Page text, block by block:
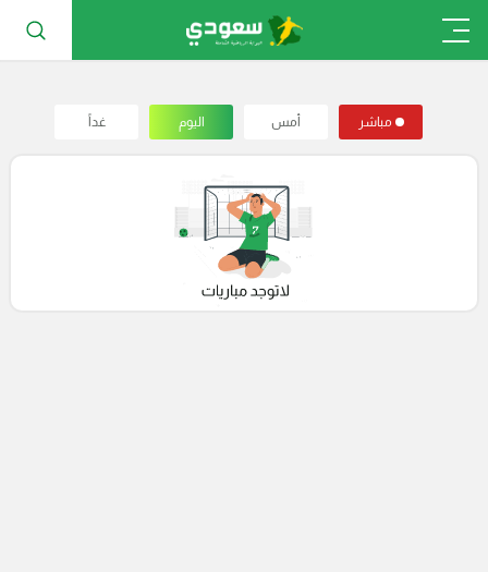
مباشر أمس اليوم غداً